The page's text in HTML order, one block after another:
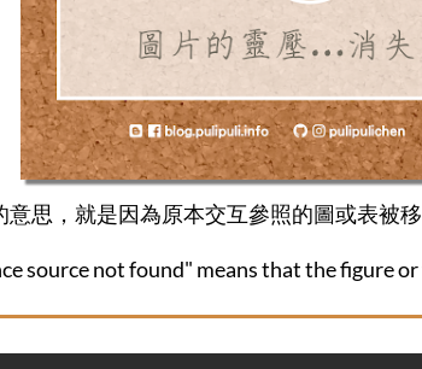
思，就是因為原本交互參照的圖或表被移
source not found" means that the figure